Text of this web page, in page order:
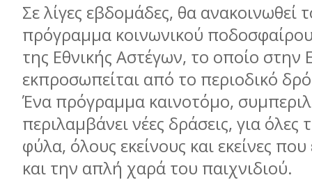
Σε λίγες εβδομάδες, θα ανακοινωθεί
πρόγραμμα κοινωνικού
της Εθνικής Αστέγων, το οποίο στην
εκπροσωπείται από το περιοδικό
Ένα πρόγραμμα καινοτόμο,
περιλαμβάνει νέες δράσεις, για όλες
φύλα, όλους εκείνους και εκείνες
και την απλή χαρά του παιχνιδιού.